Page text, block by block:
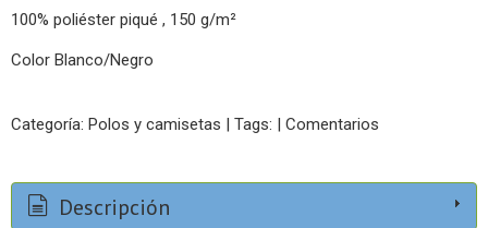
100% poliéster piqué , 150 g/m²
Color Blanco/Negro
Categoría: Polos y camisetas | Tags: | Comentarios
Descripción